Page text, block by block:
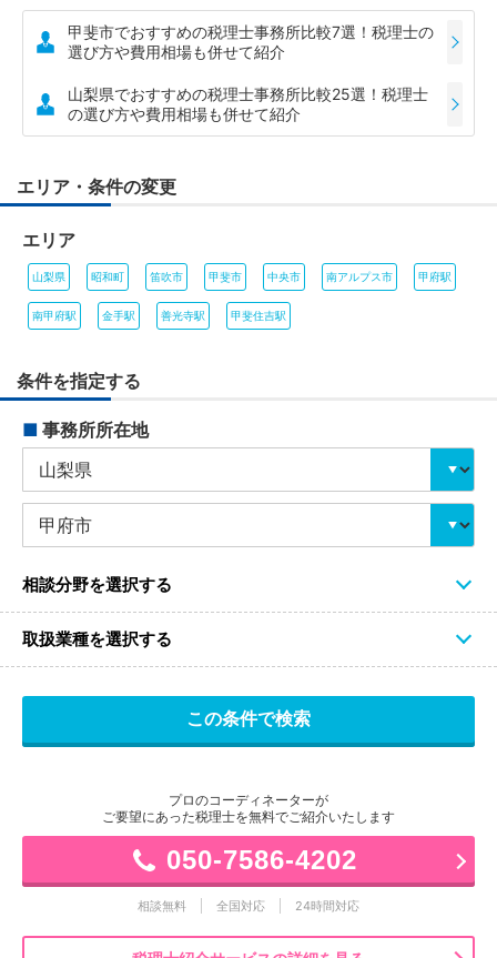
甲斐市でおすすめの税理士事務所比較7選！税理士の
選び方や費用相場も併せて紹介
山梨県でおすすめの税理士事務所比較25選！税理士
の選び方や費用相場も併せて紹介
エリア・条件の変更
エリア
山梨県 昭和町 笛吹市 甲斐市 中央市 南アルプス市 甲府駅
南甲府駅 金手駅 善光寺駅 甲斐住吉駅
条件を指定する
■ 事務所所在地
相談分野を選択する
取扱業種を選択する
プロのコーディネーターが
ご要望にあった税理士を無料でご紹介いたします
050-7586-4202
相談無料 全国対応 24時間対応